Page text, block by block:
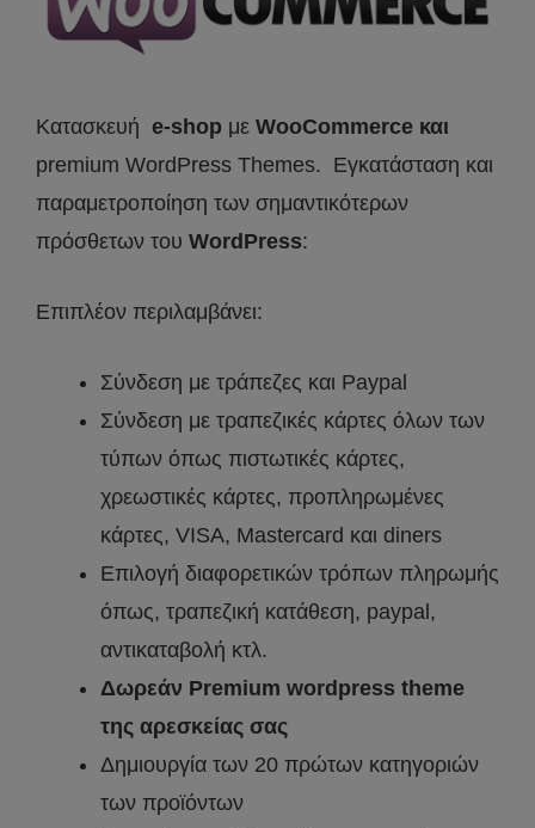
Κατασκευή e-shop με WooCommerce και
premium WordPress Themes. Εγκατάσταση και
παραμετροποίηση των σημαντικότερων
πρόσθετων του WordPress:
Επιπλέον περιλαμβάνει:
Σύνδεση με τράπεζες και Paypal
Σύνδεση με τραπεζικές κάρτες όλων των
τύπων όπως πιστωτικές κάρτες,
χρεωστικές κάρτες, προπληρωμένες
κάρτες, VISA, Mastercard και diners
Επιλογή διαφορετικών τρόπων πληρωμής
όπως, τραπεζική κατάθεση, paypal,
αντικαταβολή κτλ.
Δωρεάν Premium wordpress theme
της αρεσκείας σας
Δημιουργία των 20 πρώτων κατηγοριών
των προϊόντων